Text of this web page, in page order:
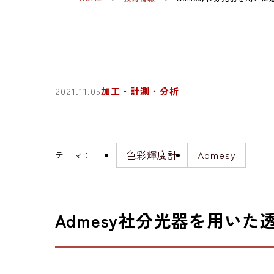
2021.11.05加工・計測・分析
テーマ ： 色彩輝度計 Admesy
Admesy社分光器を用いた